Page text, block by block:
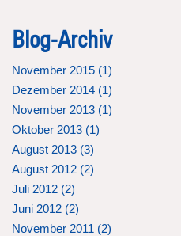
Blog-Archiv
November 2015 (1)
Dezember 2014 (1)
November 2013 (1)
Oktober 2013 (1)
August 2013 (3)
August 2012 (2)
Juli 2012 (2)
Juni 2012 (2)
November 2011 (2)